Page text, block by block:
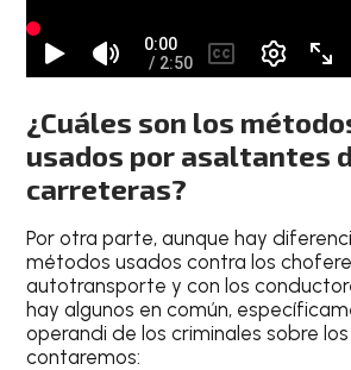
¿Cuáles son los
usados por asaltantes
carreteras?
Por otra parte, aunque hay
métodos usados contra los
autotransporte y con los
hay algunos en común,
operandi de los criminales sobre
contaremos: